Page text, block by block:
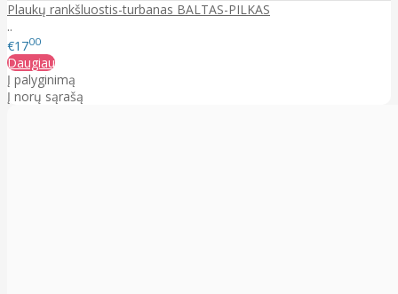
Plaukų rankšluostis-turbanas BALTAS-PILKAS
..
€1700
Daugiau
Į palyginimą
Į norų sąrašą